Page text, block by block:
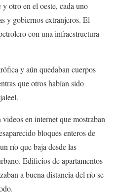
otro en el oeste, cada uno
y gobiernos extranjeros. El
con una infraestructura
y aún quedaban cuerpos
que otros habían sido
en internet que mostraban
bloques enteros de
río que baja desde las
Edificios de apartamentos
a buena distancia del río se